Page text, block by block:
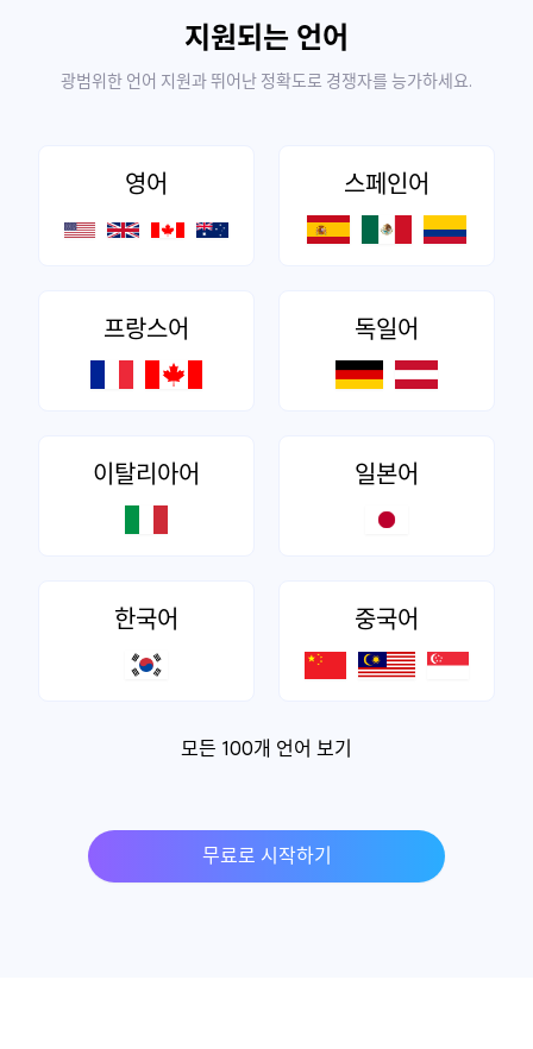
지원되는 언어
광범위한 언어 지원과 뛰어난 정확도로 경쟁자를 능가하세요.
영어 스페인어
프랑스어 독일어
이탈리아어 일본어
한국어 중국어
모든 100개 언어 보기
무료로 시작하기